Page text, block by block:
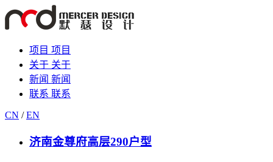
项目 项目
关于 关于
新闻 新闻
联系 联系
CN / EN
济南金尊府高层290户型